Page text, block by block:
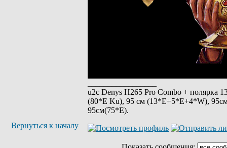
u2c Denys H265 Pro Combo + полярка
(80*E Ku), 95 см (13*E+5*E+4*W),
95см(75*Е).
Вернуться к началу